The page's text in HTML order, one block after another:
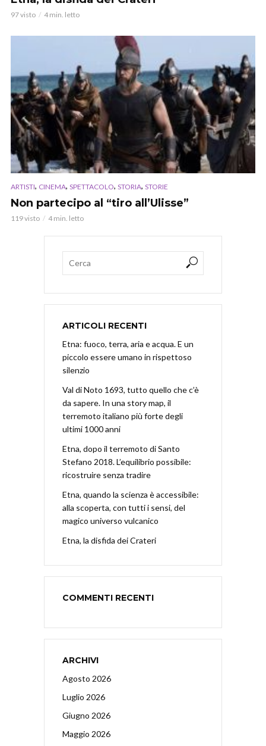
97 visto 4 min. letto
ARTISTI, CINEMA, SPETTACOLO, STORIA, STORIE
Non partecipo al “tiro all’Ulisse”
119 visto 4 min. letto
ARTICOLI RECENTI
Etna: fuoco, terra, aria e acqua. E un
piccolo essere umano in rispettoso
silenzio
Val di Noto 1693, tutto quello che c’è
da sapere. In una story map, il
terremoto italiano più forte degli
ultimi 1000 anni
Etna, dopo il terremoto di Santo
Stefano 2018. L’equilibrio possibile:
ricostruire senza tradire
Etna, quando la scienza è accessibile:
alla scoperta, con tutti i sensi, del
magico universo vulcanico
Etna, la disfida dei Crateri
COMMENTI RECENTI
ARCHIVI
Agosto 2026
Luglio 2026
Giugno 2026
Maggio 2026